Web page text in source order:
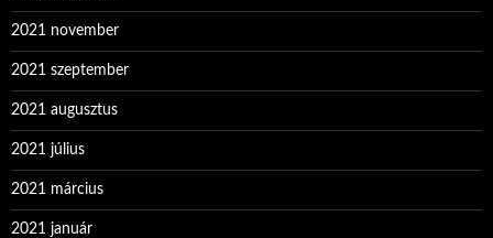
2021 november
2021 szeptember
2021 augusztus
2021 július
2021 március
2021 január